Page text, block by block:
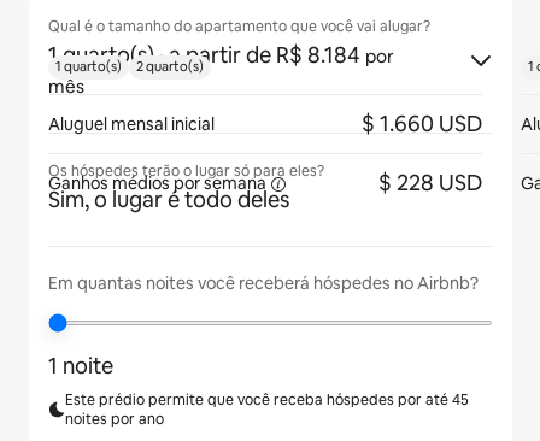
Qual é o tamanho do apartamento que você vai alugar?
1 quarto(s) · a partir de R$ 8.184 por
mês
Os hóspedes terão o lugar só para eles?
Sim, o lugar é todo deles
Em quantas noites você receberá hóspedes no Airbnb?
1 noite
Este prédio permite que você receba hóspedes por até 45
noites por ano
1 quarto(s) 2 quarto(s)
Aluguel mensal inicial $ 1.660 USD
Ganhos médiospor semana $ 228 USD
1